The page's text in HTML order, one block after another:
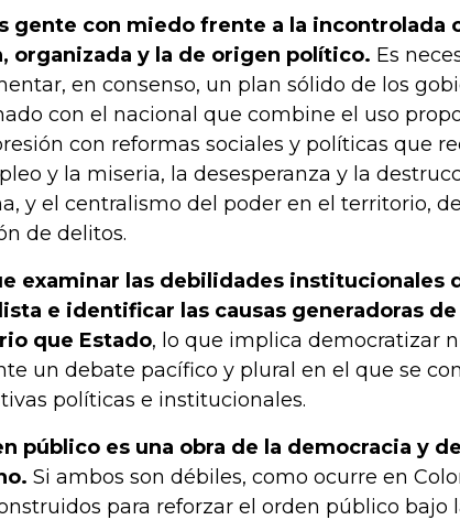
gente con miedo frente a la incontrolada
organizada y la de origen político. Es
en consenso, un plan sólido de los
con el nacional que combine el uso
con reformas sociales y políticas que
y la miseria, la desesperanza y la
y el centralismo del poder en el territorio,
de delitos.
examinar las debilidades institucionales
e identificar las causas generadoras
que Estado, lo que implica democratizar
un debate pacífico y plural en el que se
políticas e institucionales.
público es una obra de la democracia y
Si ambos son débiles, como ocurre en
para reforzar el orden público bajo